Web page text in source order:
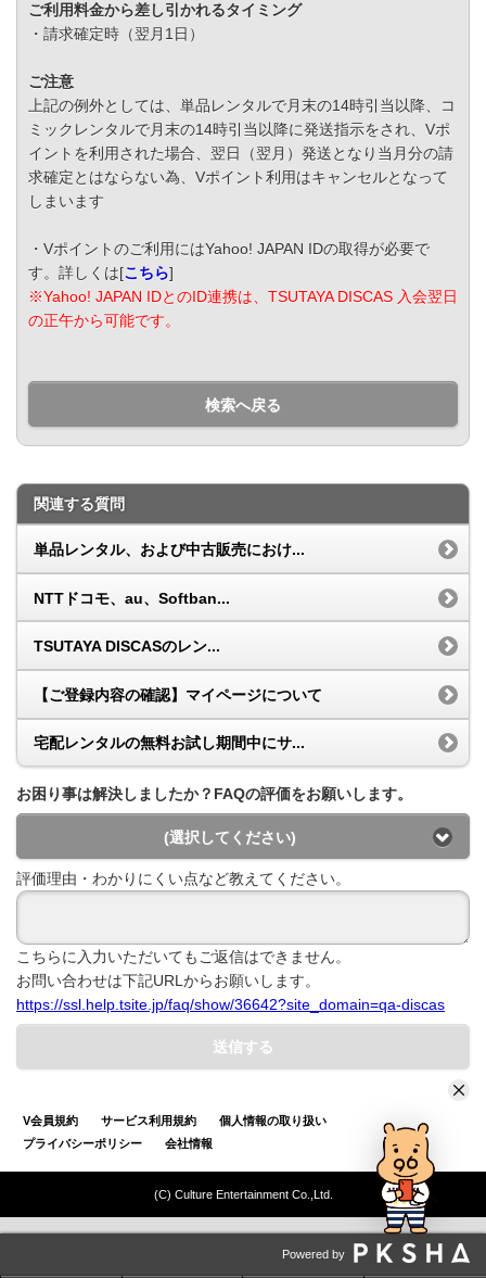
ご利用料金から差し引かれるタイミング
・請求確定時（翌月1日）
ご注意
上記の例外としては、単品レンタルで月末の14時引当以降、コ
ミックレンタルで月末の14時引当以降に発送指示をされ、Vポ
イントを利用された場合、翌日（翌月）発送となり当月分の請
求確定とはならない為、Vポイント利用はキャンセルとなって
しまいます
・Vポイントのご利用にはYahoo! JAPAN IDの取得が必要で
す。詳しくは[こちら]
※Yahoo! JAPAN IDとのID連携は、TSUTAYA DISCAS 入会翌日
の正午から可能です。
検索へ戻る
関連する質問
単品レンタル、および中古販売におけ...
NTTドコモ、au、Softban...
TSUTAYA DISCASのレン...
【ご登録内容の確認】マイページについて
宅配レンタルの無料お試し期間中にサ...
お困り事は解決しましたか？FAQの評価をお願いします。
(選択してください)
評価理由・わかりにくい点など教えてください。
こちらに入力いただいてもご返信はできません。
お問い合わせは下記URLからお願いします。
https://ssl.help.tsite.jp/faq/show/36642?site_domain=qa-discas
送信する
V会員規約 サービス利用規約
個人情報の取り扱い
プライバシーポリシー
会社情報
(C) Culture Entertainment Co.,Ltd.
Powered by